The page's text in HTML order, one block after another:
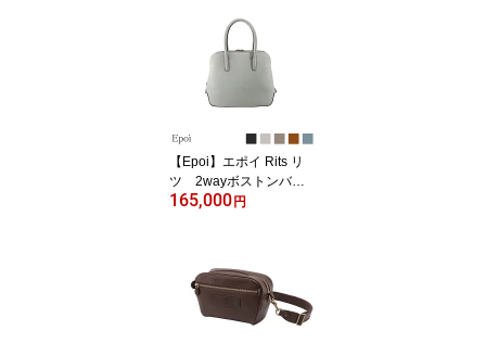
【Epoi】エポイ Rits リ
ツ 2wayボストンバッ
グ M
165,000 円